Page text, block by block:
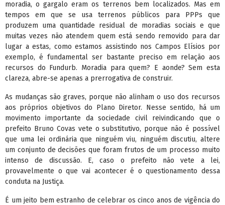
moradia, o gargalo eram os terrenos bem localizados. Mas em
tempos em que se usa terrenos públicos para PPPs que
produzem uma quantidade residual de moradias sociais e que
muitas vezes não atendem quem está sendo removido para dar
lugar a estas, como estamos assistindo nos Campos Elísios por
exemplo, é fundamental ser bastante preciso em relação aos
recursos do Fundurb. Moradia para quem? E aonde? Sem esta
clareza, abre-se apenas a prerrogativa de construir.
As mudanças são graves, porque não alinham o uso dos recursos
aos próprios objetivos do Plano Diretor. Nesse sentido, há um
movimento importante da sociedade civil reivindicando que o
prefeito Bruno Covas vete o substitutivo, porque não é possível
que uma lei ordinária que ninguém viu, ninguém discutiu, altere
um conjunto de decisões que foram frutos de um processo muito
intenso de discussão. E, caso o prefeito não vete a lei,
provavelmente o que vai acontecer é o questionamento dessa
conduta na Justiça.
É um jeito bem estranho de celebrar os cinco anos de vigência do